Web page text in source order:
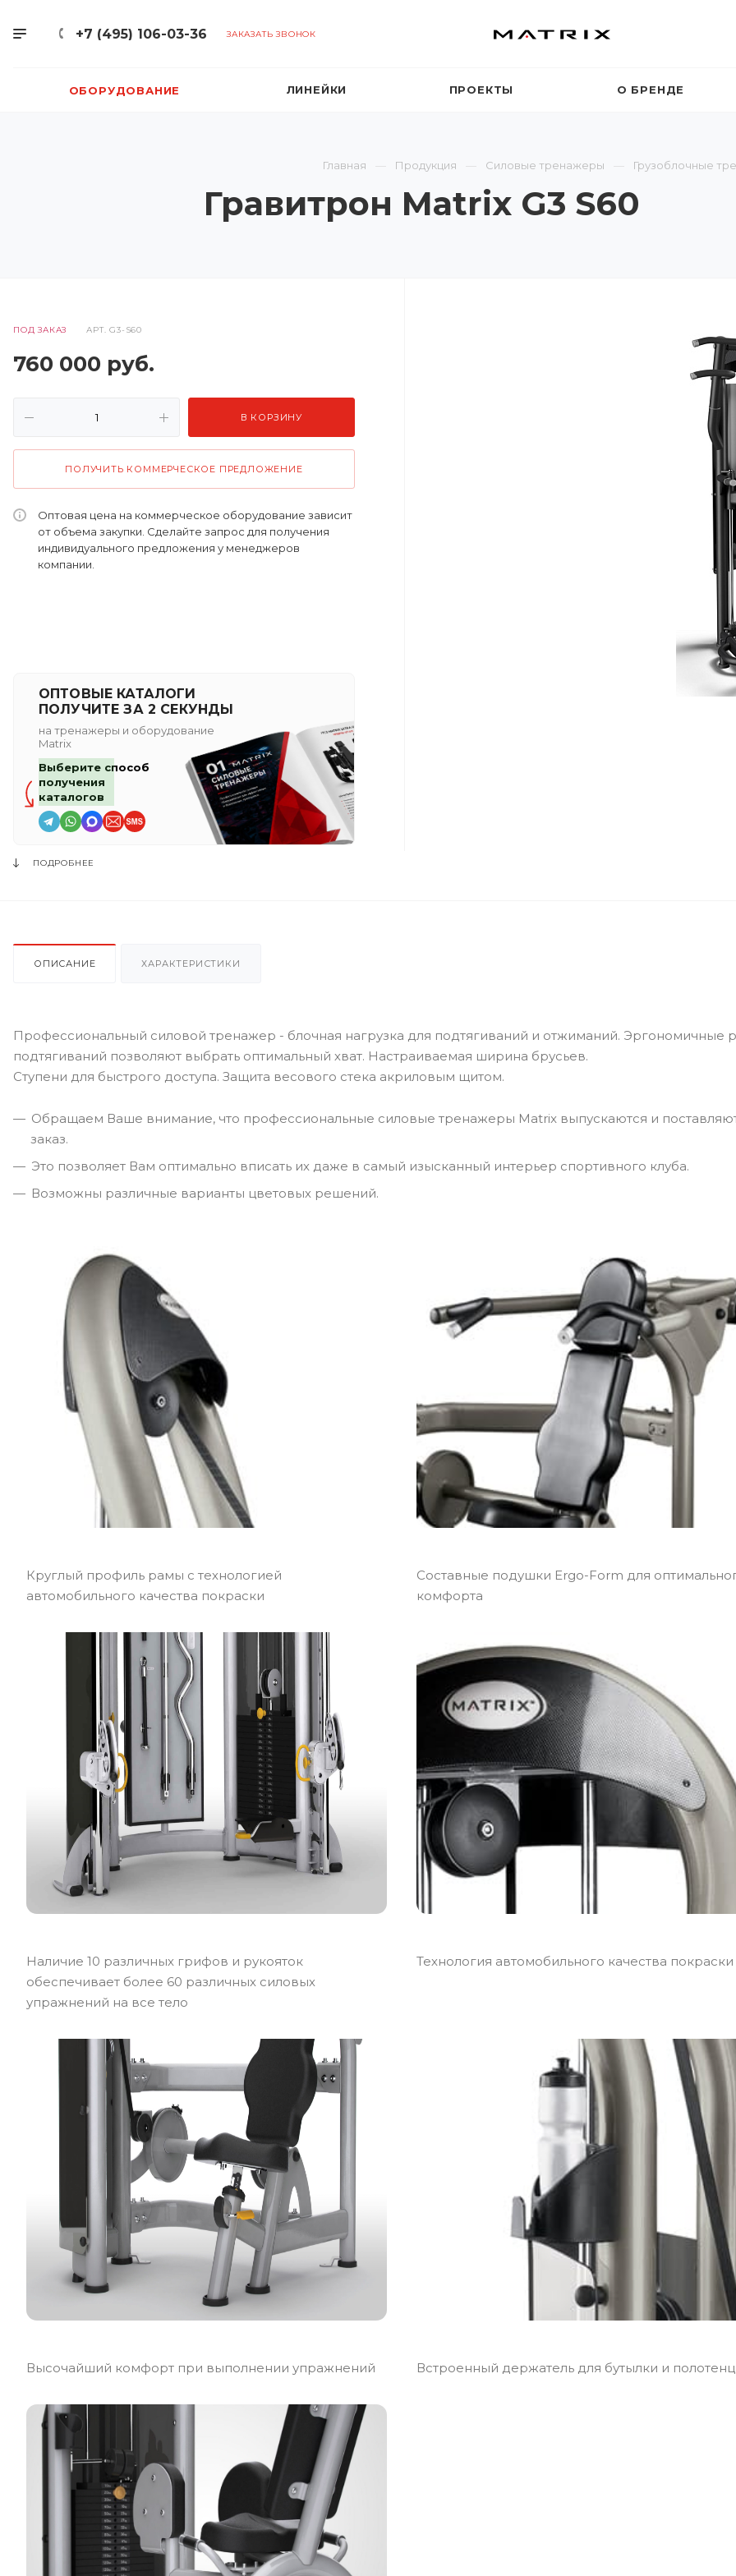
+7 (495) 106-03-36 ЗАКАЗАТЬ ЗВОНОК
ОБОРУДОВАНИЕ ЛИНЕЙКИ ПРОЕКТЫ О БРЕНДЕ
Главная Продукция Силовые тренажеры Грузоблочные
Гравитрон Matrix G3 S60
ПОД ЗАКАЗ АРТ.G3-S60
760 000 руб.
В КОРЗИНУ
ПОЛУЧИТЬ КОММЕРЧЕСКОЕ ПРЕДЛОЖЕНИЕ
Оптовая цена на коммерческое оборудование зависит
от объема закупки. Сделайте запрос для получения
индивидуального предложения у менеджеров
компании.
ОПТОВЫЕ КАТАЛОГИ
ПОЛУЧИТЕ ЗА 2 СЕКУНДЫ
на тренажеры и оборудование
Matrix
Выберите способ
получения
каталогов
ПОДРОБНЕЕ
ОПИСАНИЕ ХАРАКТЕРИСТИКИ
Профессиональный силовой тренажер - блочная нагрузка для подтягиваний и отжиманий. Эргономичные
подтягиваний позволяют выбрать оптимальный хват. Настраиваемая ширина брусьев.
Ступени для быстрого доступа. Защита весового стека акриловым щитом.
Обращаем Ваше внимание, что профессиональные силовые тренажеры Matrix выпускаются и
заказ.
Это позволяет Вам оптимально вписать их даже в самый изысканный интерьер спортивного клуба.
Возможны различные варианты цветовых решений.
Круглый профиль рамы с технологией
автомобильного качества покраски
Составные подушки Ergo-Form для
комфорта
Наличие 10 различных грифов и рукояток
обеспечивает более 60 различных силовых
упражнений на все тело
Технология автомобильного качества
Высочайший комфорт при выполнении упражнений Встроенный держатель для бутылки и